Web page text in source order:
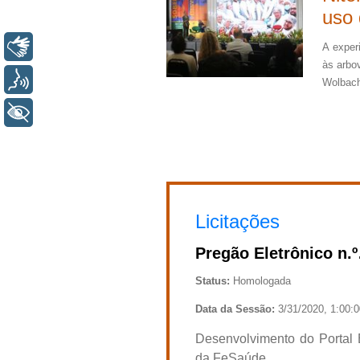
uso
A
às
Licitações
Pregão Eletrônico n.º
02/2020
Status: Homologada
Data da Sessão: 3/31/2020,
Desenvolvimento do Portal